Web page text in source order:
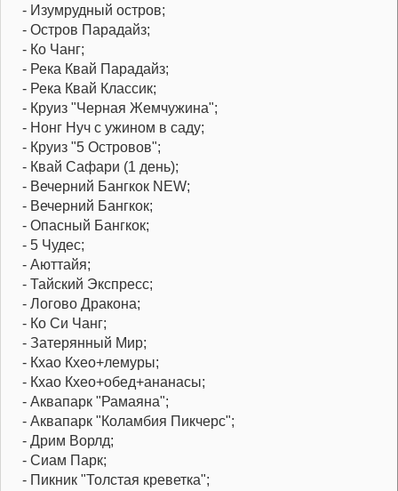
- Изумрудный остров;
- Остров Парадайз;
- Ко Чанг;
- Река Квай Парадайз;
- Река Квай Классик;
- Круиз "Черная Жемчужина";
- Нонг Нуч с ужином в саду;
- Круиз "5 Островов";
- Квай Сафари (1 день);
- Вечерний Бангкок NEW;
- Вечерний Бангкок;
- Опасный Бангкок;
- 5 Чудес;
- Аюттайя;
- Тайский Экспресс;
- Логово Дракона;
- Ко Си Чанг;
- Затерянный Мир;
- Кхао Кхео+лемуры;
- Кхао Кхео+обед+ананасы;
- Аквапарк "Рамаяна";
- Аквапарк "Коламбия Пикчерс";
- Дрим Ворлд;
- Сиам Парк;
- Пикник "Толстая креветка";